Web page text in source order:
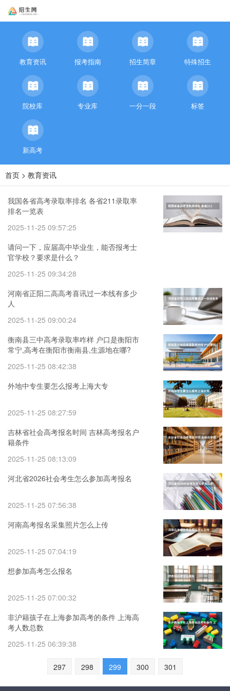
教育资讯 报考指南 招生简章 特殊招生
院校库 专业库 一分一段 标签
新高考
首页 > 教育资讯
我国各省高考录取率排名 各省211录取率
排名一览表
2025-11-25 09:57:25
请问一下，应届高中毕业生，能否报考士
官学校？要求是什么？
2025-11-25 09:34:28
河南省正阳二高高考喜讯过一本线有多少
人
2025-11-25 09:00:24
衡南县三中高考录取率咋样 户口是衡阳市
常宁,高考在衡阳市衡南县,生源地在哪?
2025-11-25 08:42:38
外地中专生要怎么报考上海大专
2025-11-25 08:27:59
吉林省社会高考报名时间 吉林高考报名户
籍条件
2025-11-25 08:13:09
河北省2026社会考生怎么参加高考报名
2025-11-25 07:56:38
河南高考报名采集照片怎么上传
2025-11-25 07:04:19
想参加高考怎么报名
2025-11-25 07:00:32
非沪籍孩子在上海参加高考的条件 上海高
考人数总数
2025-11-25 06:39:38
297 298 299 300 301